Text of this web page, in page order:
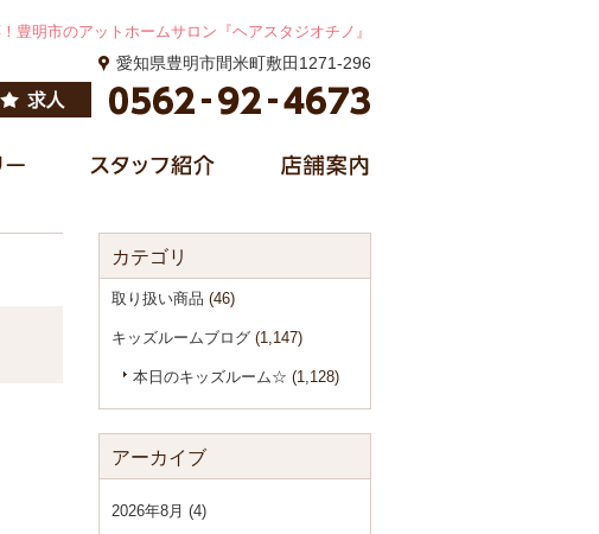
豊明市のアットホームサロン『ヘアスタジオチノ』
愛知県豊明市間米町敷田1271-296
カテゴリ
取り扱い商品 (46)
キッズルームブログ (1,147)
本日のキッズルーム☆ (1,128)
アーカイブ
2026年8月 (4)